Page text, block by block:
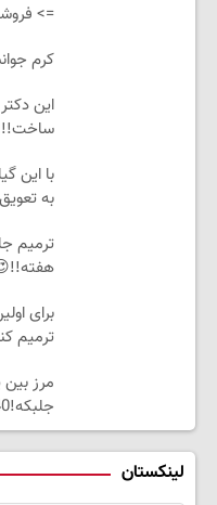
=>
کرم
این
به
ترمیم کننده 23
مرز
جلبکه!40%تخفیف
لینکستان